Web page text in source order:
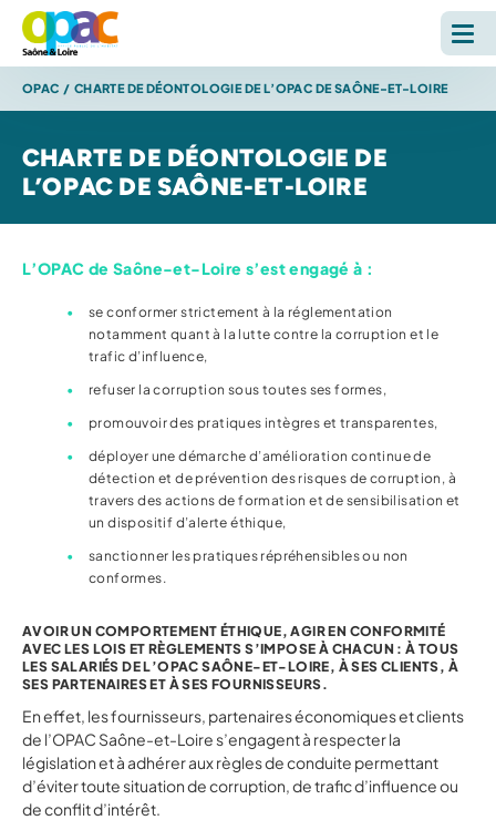
LOUER
ACHETER
L'OPAC
RECHERCHE SUR LE SITE *
ESPACE PERSONNEL
OPAC / CHARTE DE DÉONTOLOGIE DE L’OPAC DE SAÔNE-ET-LOIRE
CHARTE DE DÉONTOLOGIE DE
L’OPAC DE SAÔNE-ET-LOIRE
L’OPAC de Saône-et-Loire s’est engagé à :
se conformer strictement à la réglementation
notamment quant à la lutte contre la corruption et le
trafic d’influence,
refuser la corruption sous toutes ses formes,
promouvoir des pratiques intègres et transparentes,
déployer une démarche d’amélioration continue de
détection et de prévention des risques de corruption, à
travers des actions de formation et de sensibilisation et
un dispositif d’alerte éthique,
sanctionner les pratiques répréhensibles ou non
conformes.
AVOIR UN COMPORTEMENT ÉTHIQUE, AGIR EN CONFORMITÉ
AVEC LES LOIS ET RÈGLEMENTS S’IMPOSE À CHACUN : À TOUS
LES SALARIÉS DE L’OPAC SAÔNE-ET-LOIRE, À SES CLIENTS, À
SES PARTENAIRES ET À SES FOURNISSEURS.
En effet, les fournisseurs, partenaires économiques et clients
de l’OPAC Saône-et-Loire s’engagent à respecter la
législation et à adhérer aux règles de conduite permettant
d’éviter toute situation de corruption, de trafic d’influence ou
de conflit d’intérêt.